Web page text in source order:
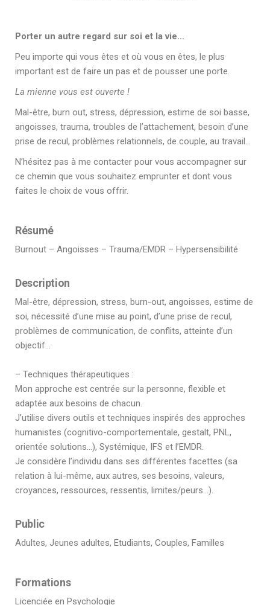
Porter un autre regard sur soi et la vie…
Peu importe qui vous êtes et où vous en êtes, le plus
important est de faire un pas et de pousser une porte.
La mienne vous est ouverte !
Mal-être, burn out, stress, dépression, estime de soi basse,
angoisses, trauma, troubles de l’attachement, besoin d’une
prise de recul, problèmes relationnels, de couple, au travail…
N’hésitez pas à me contacter pour vous accompagner sur
ce chemin que vous souhaitez emprunter et dont vous
faites le choix de vous offrir.
Résumé
Burnout – Angoisses – Trauma/EMDR – Hypersensibilité
Description
Mal-être, dépression, stress, burn-out, angoisses, estime de
soi, nécessité d’une mise au point, d’une prise de recul,
problèmes de communication, de conflits, atteinte d’un
objectif…
– Techniques thérapeutiques :
Mon approche est centrée sur la personne, flexible et
adaptée aux besoins de chacun.
J’utilise divers outils et techniques inspirés des approches
humanistes (cognitivo-comportementale, gestalt, PNL,
orientée solutions…), Systémique, IFS et l’EMDR.
Je considère l’individu dans ses différentes facettes (sa
relation à lui-même, aux autres, ses besoins, valeurs,
croyances, ressources, ressentis, limites/peurs…).
Public
Adultes, Jeunes adultes, Etudiants, Couples, Familles
Formations
Licenciée en Psychologie